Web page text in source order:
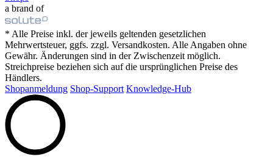
a brand of
* Alle Preise inkl. der jeweils geltenden gesetzlichen
Mehrwertsteuer, ggfs. zzgl. Versandkosten. Alle Angaben ohne
Gewähr. Änderungen sind in der Zwischenzeit möglich.
Streichpreise beziehen sich auf die ursprünglichen Preise des
Händlers.
Shopanmeldung Shop-Support Knowledge-Hub